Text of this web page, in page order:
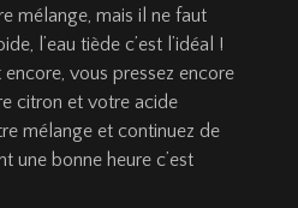
mélange, mais il ne faut
l’eau tiède c’est l’idéal !
vous pressez encore
citron et votre acide
mélange et continuez de
une bonne heure c’est